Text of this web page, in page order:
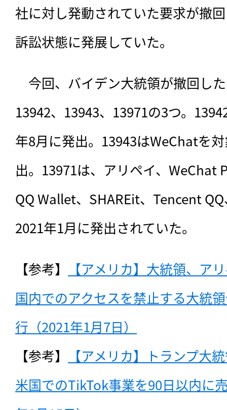
社に対し発動されていた要求が撤
訴訟状態に発展していた。
今回、バイデン大統領が撤回し
13942、13943、13971の3つ。
年8月に発出。13943はWeChatを
出。13971は、アリペイ、WeChat
QQ Wallet、SHAREit、Tencent
2021年1月に発出されていた。
【参考】
【アメリカ】大統領、ア
国内でのアクセスを禁止する大統
行（2021年1月7日）
【参考】
【アメリカ】トランプ大
米国でのTikTok事業を90日以内に